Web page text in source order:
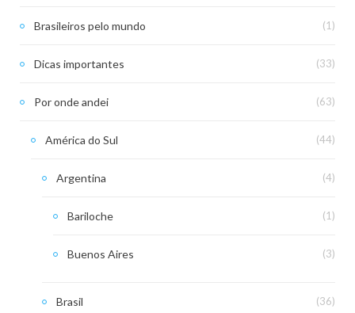
Brasileiros pelo mundo (1)
Dicas importantes (33)
Por onde andei (63)
América do Sul (44)
Argentina (4)
Bariloche (1)
Buenos Aires (3)
Brasil (36)